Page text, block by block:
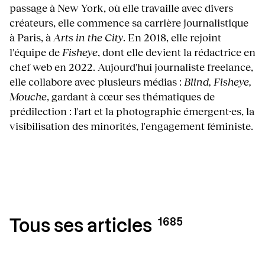
passage à New York, où elle travaille avec divers
créateurs, elle commence sa carrière journalistique
à Paris, à Arts in the City. En 2018, elle rejoint
l'équipe de Fisheye, dont elle devient la rédactrice en
chef web en 2022. Aujourd'hui journaliste freelance,
elle collabore avec plusieurs médias : Blind, Fisheye,
Mouche, gardant à cœur ses thématiques de
prédilection : l'art et la photographie émergent·es, la
visibilisation des minorités, l'engagement féministe.
Tous ses articles 1685